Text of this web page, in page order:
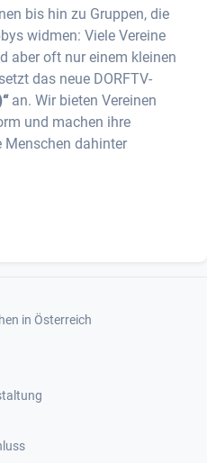
bis hin zu Gruppen, die
widmen: Viele Vereine
aber oft nur einem kleinen
das neue DORFTV-
an. Wir bieten Vereinen
und machen ihre
Menschen dahinter
in Österreich